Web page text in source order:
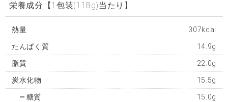
栄養成分 【1包装(118g)当たり】
熱量 307kcal
たんぱく質 14.9g
脂質 22.0g
炭水化物 15.5g
糖質 15.0g